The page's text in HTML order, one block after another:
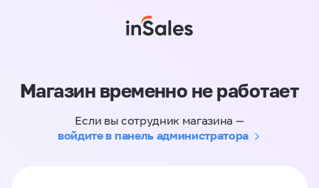
Магазин временно не работает
Если вы сотрудник магазина —
войдите в панель администратора